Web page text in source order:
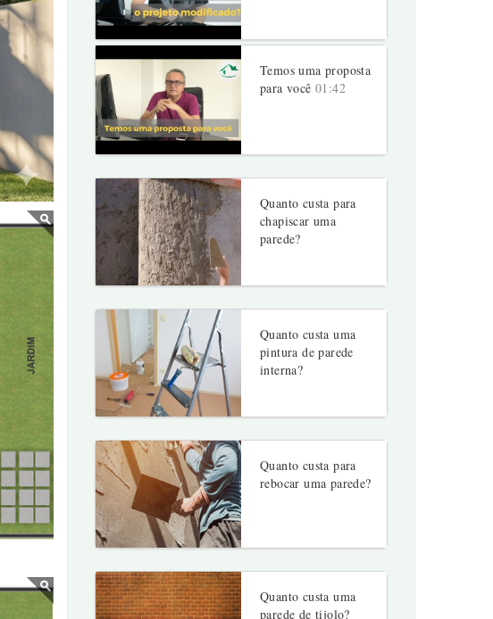
Temos uma proposta
para você01:42
Quanto custa para
chapiscar uma
parede?
Quanto custa uma
pintura de parede
interna?
Quanto custa para
rebocar uma parede?
Quanto custa uma
parede de tijolo?